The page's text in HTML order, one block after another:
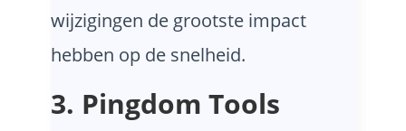
wijzigingen de grootste impact
hebben op de snelheid.
3. Pingdom Tools